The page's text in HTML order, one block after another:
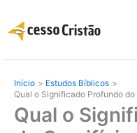
para
conteúdo
Início
Estudos Bíblicos
Qual o Significado Profundo
Qual o